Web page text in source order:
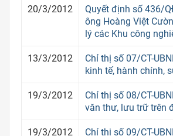
20/3/2012
Quyết định số 436/
ông Hoàng Việt
lý các Khu công
13/3/2012
Chỉ thị số 07/CT-
kinh tế, hành chính,
19/3/2012
Chỉ thị số 08/CT-
văn thư, lưu trữ trên
19/3/2012
Chỉ thị số 09/CT-